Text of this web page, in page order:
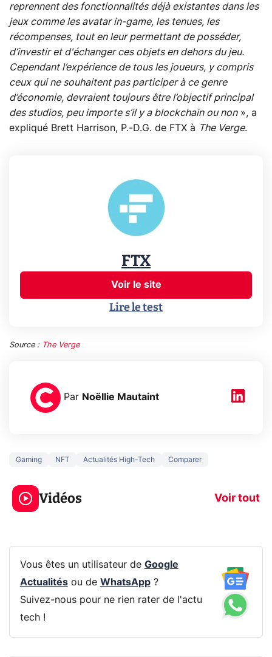
reprennent des fonctionnalités déjà existantes dans les
jeux comme les avatar in-game, les tenues, les
récompenses, tout en leur permettant de posséder,
d’investir et d'échanger ces objets en dehors du jeu.
Cependant l’expérience de tous les joueurs, y compris
ceux qui ne souhaitent pas participer à ce genre
d’économie, devraient toujours être l’objectif principal
des studios, peu importe s’il y a blockchain ou non», a
expliqué Brett Harrison, P.-D.G. de FTX à The Verge.
FTX
Voir le site
Lire le test
Source : The Verge
Par Noëllie Mautaint
Gaming NFT Actualités High-Tech Comparer
Vidéos Voir tout
5 générations de
jeux dans la
prochaine Xbox !
Ce que vous
navigation
Vous êtes un utilisateur de Google
Actualitésou de WhatsApp?
Suivez-nous pour ne rien rater de l'actu
tech !